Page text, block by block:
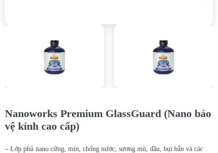
Nanoworks Premium GlassGuard (Nano bảo
vệ kính cao cấp)
– Lớp phủ nano cứng, mịn, chống nước, sương mù, dầu, bụi bẩn và các